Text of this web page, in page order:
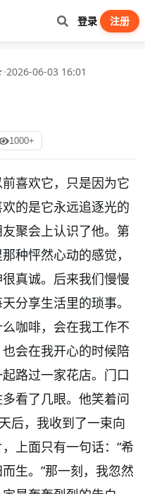
登录 注册
·2026-06-03 16:01
1000+
喜欢它，只是因为它
的是它永远追逐光的
聚会上认识了他。第
种怦然心动的感觉，
真诚。后来我们慢慢
分享生活里的琐事。
咖啡，会在我工作不
会在我开心的时候陪
路过一家花店。门口
看了几眼。他笑着问
后，我收到了一束向
上面只有一句话：“希
生。”那一刻，我忽然